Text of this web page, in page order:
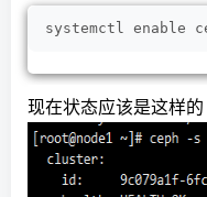
systemctl enable
现在状态应该是这样的